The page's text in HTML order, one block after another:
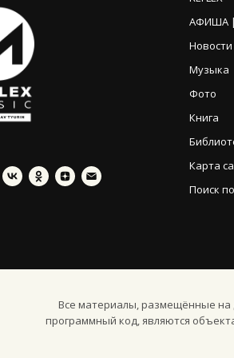
АФИША
Новости
Музыка
Фото
Книга
Карта
Поиск
Все материалы, размещённые на
программный код, являются